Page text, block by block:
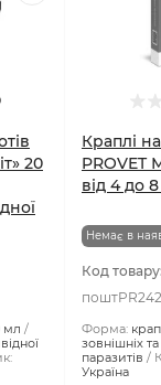
20
мл
Краплі
PROVET
від 4 до
Немає в
Код товару:
Форма:
зовнішніх
паразитів
Україна